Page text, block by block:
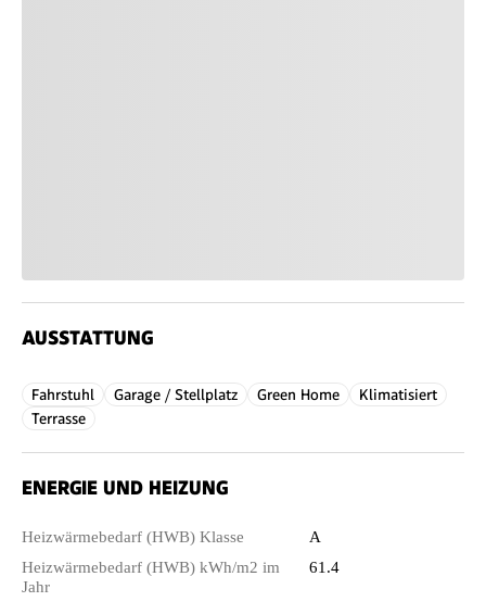
AUSSTATTUNG
Fahrstuhl Garage / Stellplatz Green Home
Klimatisiert
Terrasse
ENERGIE UND HEIZUNG
Heizwärmebedarf (HWB) Klasse
A
Heizwärmebedarf (HWB) kWh/m2 im
Jahr
61.4